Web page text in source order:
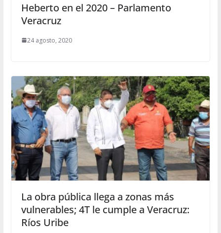
Heberto en el 2020 – Parlamento
Veracruz
24 agosto, 2020
La obra pública llega a zonas más
vulnerables; 4T le cumple a Veracruz:
Ríos Uribe